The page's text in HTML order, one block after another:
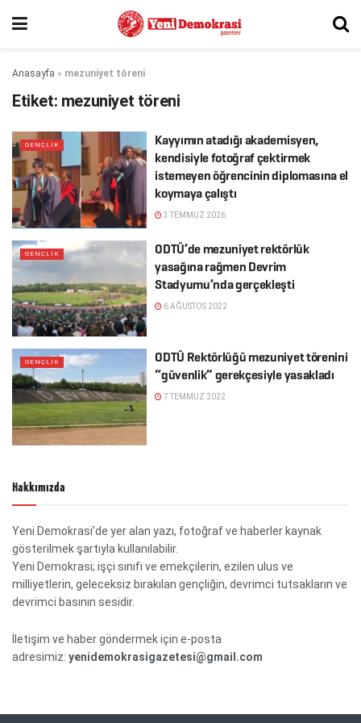
Anasayfa » mezuniyet töreni
Etiket: mezuniyet töreni
GENÇLIK
Kayyımın atadığı akademisyen,
kendisiyle fotoğraf çektirmek
istemeyen öğrencinin diplomasına el
koymaya çalıştı
3 TEMMUZ 2026
GENÇLIK
ODTÜ’de mezuniyet rektörlük
yasağına rağmen Devrim
Stadyumu’nda gerçekleşti
6 AĞUSTOS 2022
GENÇLIK
ODTÜ Rektörlüğü mezuniyet törenini
“güvenlik” gerekçesiyle yasakladı
7 TEMMUZ 2022
Hakkımızda
Yeni Demokrasi’de yer alan yazı, fotoğraf ve haberler kaynak
gösterilmek şartıyla kullanılabilir.
Yeni Demokrasi; işçi sınıfı ve emekçilerin, ezilen ulus ve
milliyetlerin, geleceksiz bırakılan gençliğin, devrimci tutsakların ve
devrimci basının sesidir.
İletişim ve haber göndermek için e-posta
adresimiz: yenidemokrasigazetesi@gmail.com